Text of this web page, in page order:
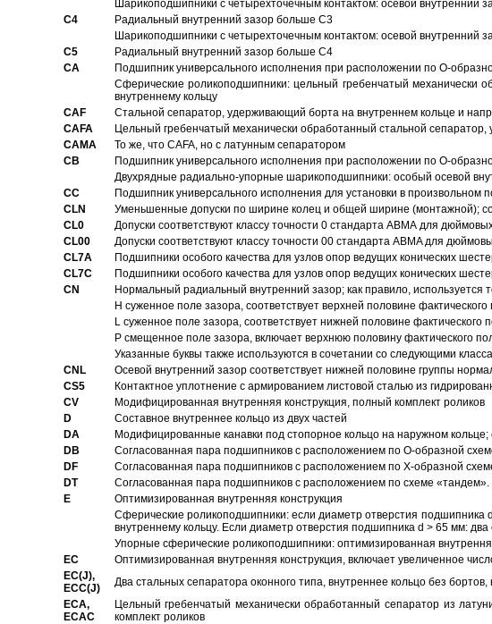
Шарикоподшипники с четырехточечным контактом: осевой внутренний
C4
Pадиальный внутренний зазор больше C3
Шарикоподшипники с четырехточечным контактом: осевой внутренний
C5
Pадиальный внутренний зазор больше C4
CA
Подшипник универсального исполнения при расположении по О-
Сферические роликоподшипники: цельный гребенчатый механически
внутреннему кольцу
CAF
Стальной сепаратор, удерживающий борта на внутреннем кольце и
CAFA
Цельный гребенчатый механически обработанный стальной
CAMA
То же, что CAFA, но с латунным сепаратором
CB
Подшипник универсального исполнения при расположении по О-
Двухрядные радиально-упорные шарикоподшипники: особый осевой
CC
Подшипник универсального исполнения для установки в
CLN
Уменьшенные допуски по ширине колец и общей ширине (монтажной);
CL0
Допуски соответствуют классу точности 0 стандарта АВМА для
CL00
Допуски соответствуют классу точности 00 стандарта ABMA для
CL7A
Подшипники особого качества для узлов опор ведущих конических
CL7C
Подшипники особого качества для узлов опор ведущих конических
CN
Hормальный радиальный внутренний зазор; как правило,
H суженное поле зазора, соответствует верхней половине
L суженное поле зазора, соответствует нижней половине фактического
P смещенное поле зазора, включает верхнюю половину фактического
Указанные буквы также используются в сочетании со следующими
CNL
Осевой внутренний зазор соответствует нижней половине группы
CS5
Контактное уплотнение с армированием листовой сталью из
CV
Модифицированная внутренняя конструкция, полный комплект роликов
D
Составное внутреннее кольцо из двух частей
DA
Модифицированные канавки под стопорное кольцо на наружном
DB
Согласованная пара подшипников с расположением по О-образной
DF
Согласованная пара подшипников с расположением по Х-образной
DT
Согласованная пара подшипников с расположением по схеме
E
Оптимизированная внутренняя конструкция
Сферические роликоподшипники: если диаметр отверстия подшипника
внутреннему кольцу. Если диаметр отверстия подшипника d > 65 мм:
Упорные сферические роликоподшипники: оптимизированная
EC
Oптимизированная внутренняя конструкция, включает увеличенное
EC(J),
ECC(J)
Два стальных сепаратора оконного типа, внутреннее кольцо без
ECA,
ECAC
Цельный гребенчатый механически обработанный сепаратор из
комплект роликов